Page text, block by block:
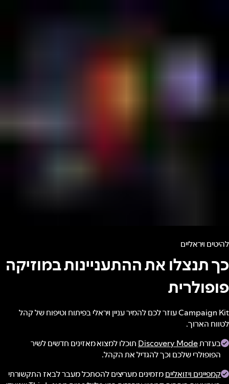
להיטים ויראליים
כך תנצלו את ההתעניינות במוזיקה
פופולרית
Campaign Kit עוזר לכם להמיר עניין ויראלי בפיתוח וטיפוח של קהל
לטווח הארוך.
בעזרתDiscovery Mode תוכלו למצוא מאזינים חדשים לשיר
הפופולרי שלכם וכך להגדיל את הקהל.
קמפיינים ויזואלייםמזמינים מעריצים להסתכל מעבר לבאז התקשורתי